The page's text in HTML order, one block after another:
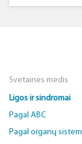
Svetainės medis
Ligos ir sindromai
Pagal ABC
Pagal organų